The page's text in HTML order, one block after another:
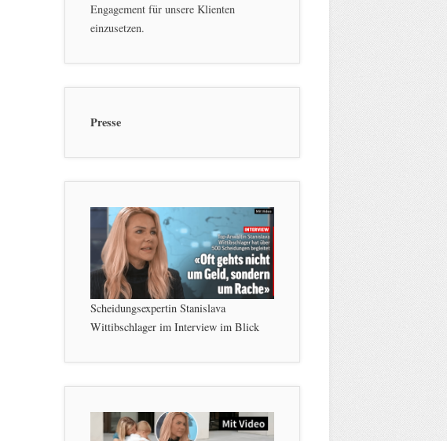
Engagement für unsere Klienten
einzusetzen.
Presse
Scheidungsexpertin Stanislava
Wittibschlager im Interview im Blick